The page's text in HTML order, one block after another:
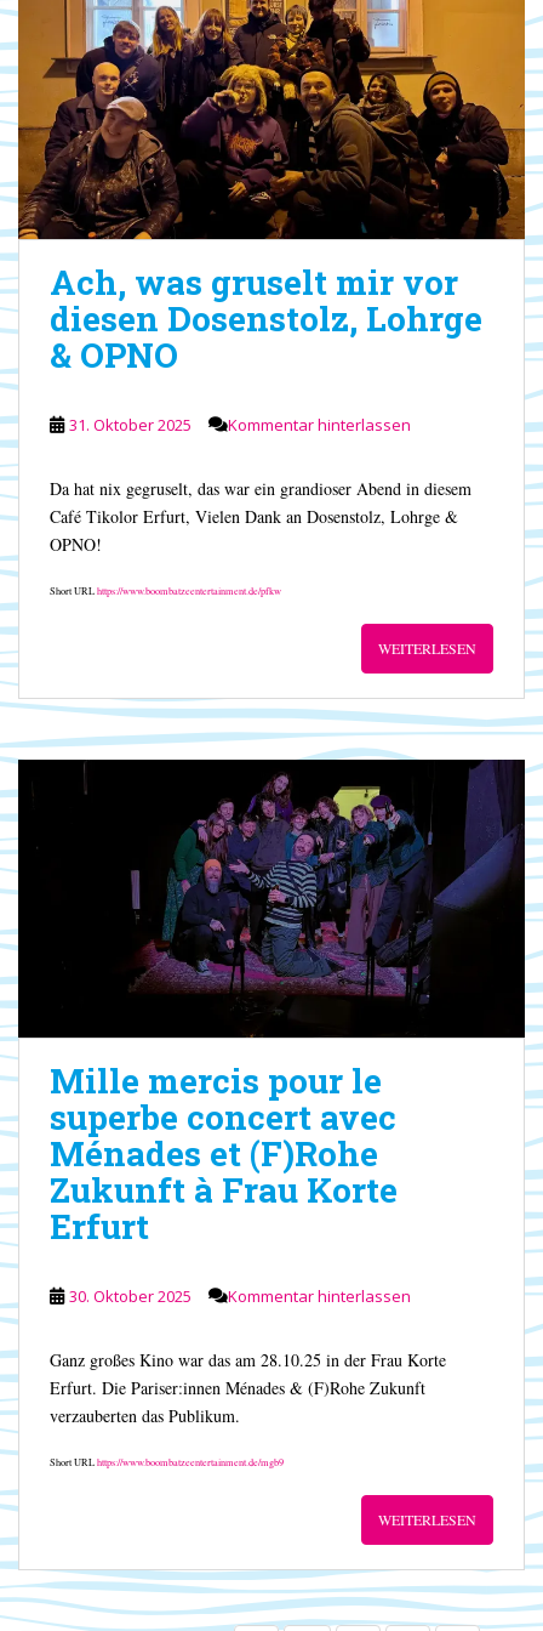
Ach, was gruselt mir vor
diesen Dosenstolz, Lohrge
& OPNO
31. Oktober 2025 Kommentar hinterlassen
Da hat nix gegruselt, das war ein grandioser Abend in diesem
Café Tikolor Erfurt, Vielen Dank an Dosenstolz, Lohrge &
OPNO!
Short URLhttps://www.boombatzeentertainment.de/pfkw
WEITERLESEN
Mille mercis pour le
superbe concert avec
Ménades et (F)Rohe
Zukunft à Frau Korte
Erfurt
30. Oktober 2025 Kommentar hinterlassen
Ganz großes Kino war das am 28.10.25 in der Frau Korte
Erfurt. Die Pariser:innen Ménades & (F)Rohe Zukunft
verzauberten das Publikum.
Short URLhttps://www.boombatzeentertainment.de/mgb9
WEITERLESEN